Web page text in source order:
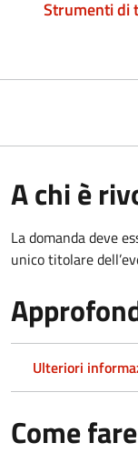
Strumenti di
A chi è
La domanda deve
unico titolare
Ulteriori
Come fare